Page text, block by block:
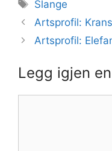
Slange
Artsprofil:
Artsprofil:
Legg igjen